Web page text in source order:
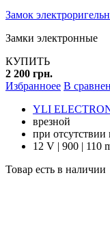
Замок
Замки электронные
КУПИТЬ
2 200 грн.
Избранноее В
YLI
врезной
при
12 V | 900 | 110
Товар есть в наличии